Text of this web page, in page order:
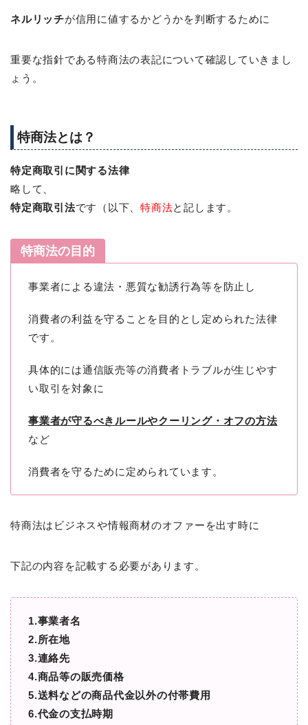
ネルリッチが信用に値するかどうかを判断するために
重要な指針である特商法の表記について確認していきまし
ょう。
特商法とは？
特定商取引に関する法律
略して、
特定商取引法です（以下、特商法と記します。
特商法の目的
事業者による違法・悪質な勧誘行為等を防止し
消費者の利益を守ることを目的とし定められた法律
です。
具体的には通信販売等の消費者トラブルが生じやす
い取引を対象に
事業者が守るべきルールやクーリング・オフの方法
など
消費者を守るために定められています。
特商法はビジネスや情報商材のオファーを出す時に
下記の内容を記載する必要があります。
1.事業者名
2.所在地
3.連絡先
4.商品等の販売価格
5.送料などの商品代金以外の付帯費用
6.代金の支払時期